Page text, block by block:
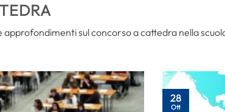
sul concorso a cattedra nella
28
Ott